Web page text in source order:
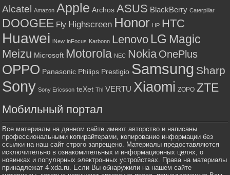
Alcatel Amazon Apple Archos ASUS BlackBerry Caterpillar
DOOGEE Fly Highscreen Honor HP HTC
Huawei iNew inFocus Karbonn Lenovo LG Magic
Meizu Microsoft Motorola NEC Nokia OnePlus
OPPO Panasonic Philips Prestigio Samsung Sharp
Sony Sony Ericsson teXet Thl VERTU Xiaomi ZOPO ZTE
Мобильный портал
Все материалы на данном сайте имеют авторство и написаны
профессиональными копирайтерами, копирование информации без
ссылки на наш сайт строго запрещено. Материалы предоставляются
исключительно в ознакомительных и информационных целях, о
новинках и популярных электронных устройствах. Права на материалы
принадлежат 4-xda.ru. Если Вы обнаружили на нашем сайте